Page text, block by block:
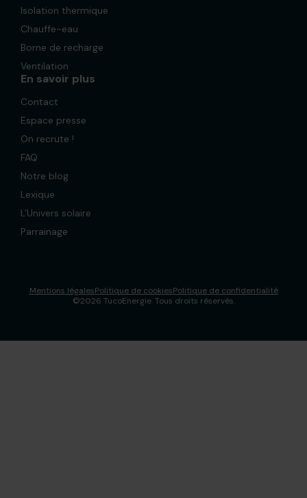
Isolation thermique
Chauffe-eau
Borne de recharge
Ventilation
En savoir plus
Contact
Espace presse
On recrute !
FAQ
Notre blog
Lexique
L'Univers solaire
Parrainage
Mentions légalesPolitique de cookiesPolitique de confidentialité
©2026 TucoEnergie. Tous droits réservés.